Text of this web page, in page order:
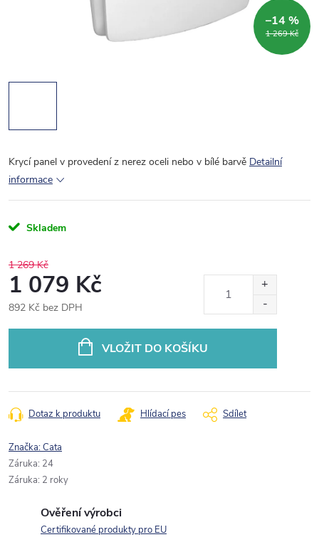
1 269 Kč
–14 %
Krycí panel v provedení z nerez oceli nebo v bílé barvě Detailní
informace
Skladem
1 269 Kč
1 079 Kč
892 Kč bez DPH
VLOŽIT DO KOŠÍKU
Dotaz k produktu Hlídací pes Sdílet
Značka:Cata
Záruka: 24
Záruka: 2 roky
Ověření výrobci
Certifikované produkty pro EU